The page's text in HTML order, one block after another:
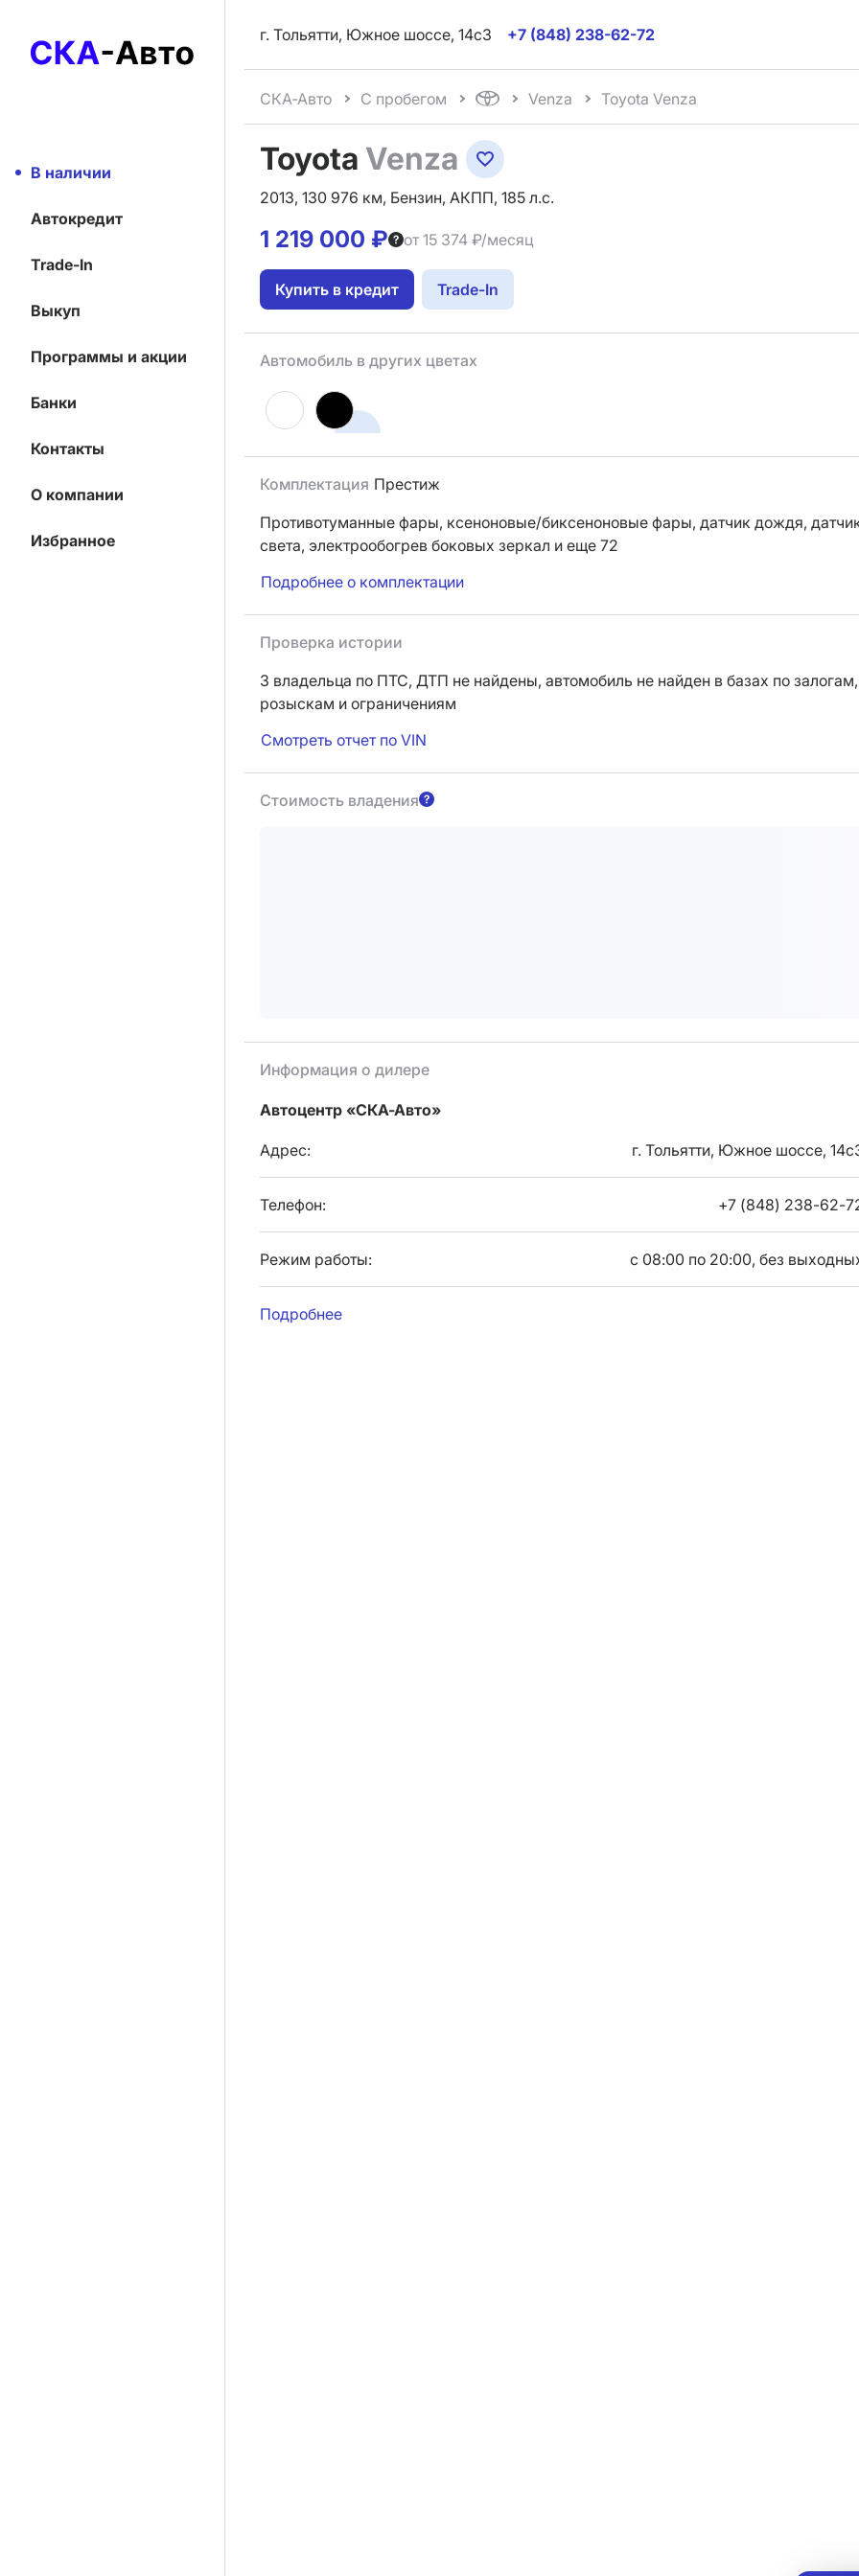
В наличии
Автокредит
Trade-In
Выкуп
Программы и акции
Банки
Контакты
О компании
Избранное
г. Тольятти, Южное шоссе, 14с3 +7 (848) 238-62-72
СКА-Авто С пробегом Venza Toyota Venza
Toyota Venza
2013, 130 976 км, Бензин, АКПП, 185 л.с.
1 219 000 ₽ от 15 374 ₽/месяц
Купить в кредит Trade-In
Автомобиль в других цветах
Комплектация Престиж
Противотуманные фары, ксеноновые/биксеноновые фары, датчик дождя,
света, электрообогрев боковых зеркал и еще 72
Подробнее о комплектации
Проверка истории
3 владельца по ПТС, ДТП не найдены, автомобиль не найден в базах по залогам,
розыскам и ограничениям
Смотреть отчет по VIN
Стоимость владения
Информация о дилере
Автоцентр «СКА-Авто»
Адрес: г. Тольятти, Южное шоссе,
Телефон: +7 (848) 238-62-
Режим работы: с 08:00 по 20:00, без
Подробнее